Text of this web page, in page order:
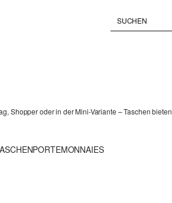
Shopper oder in der Mini-Variante – Taschen
PORTEMONNAIES